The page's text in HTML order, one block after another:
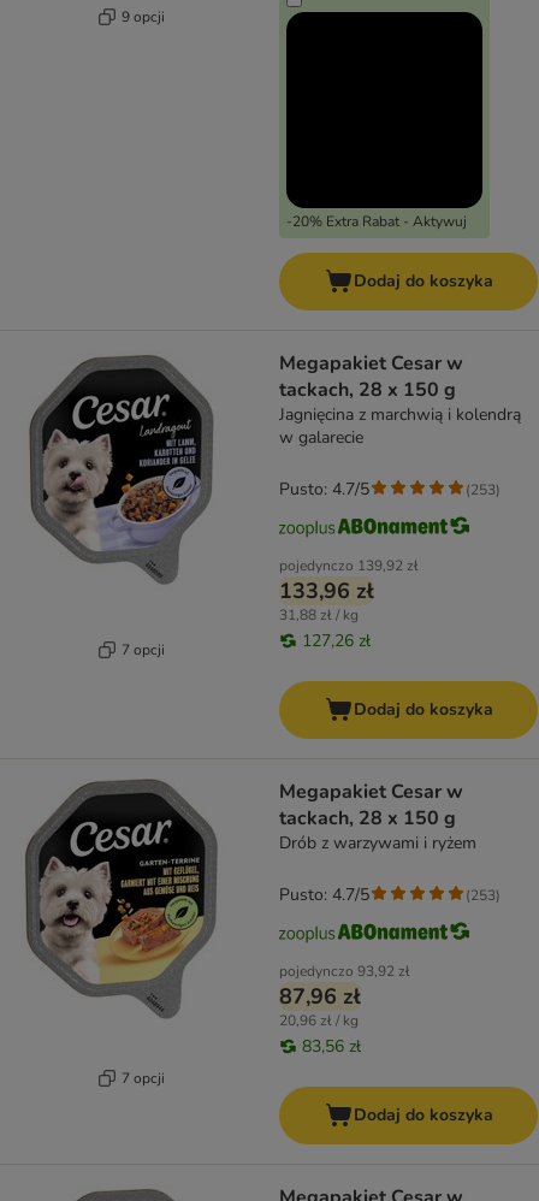
9 opcji
-20% Extra Rabat - Aktywuj
Dodaj do koszyka
7 opcji
Megapakiet Cesar w
tackach, 28 x 150 g
Jagnięcina z marchwią i kolendrą
w galarecie
pojedynczo 139,92 zł
133,96 zł
31,88 zł / kg
127,26 zł
Pusto: 4.7/5 (253)
Dodaj do koszyka
7 opcji
Megapakiet Cesar w
tackach, 28 x 150 g
Drób z warzywami i ryżem
pojedynczo 93,92 zł
87,96 zł
20,96 zł / kg
83,56 zł
Pusto: 4.7/5 (253)
Dodaj do koszyka